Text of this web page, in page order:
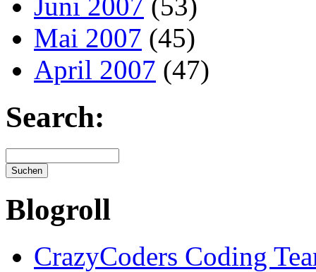
Mai 2007 (45)
April 2007 (47)
Search:
Blogroll
CrazyCoders Coding